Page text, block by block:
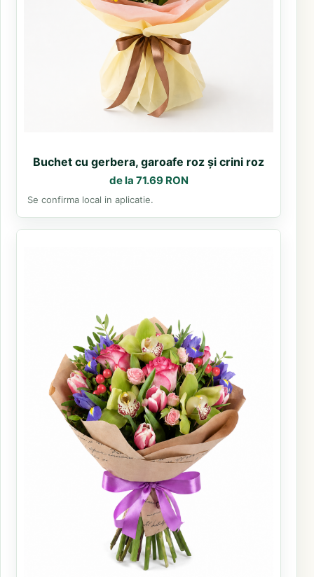
Buchet cu gerbera, garoafe roz și crini roz
de la 71.69 RON
Se confirma local in aplicatie.